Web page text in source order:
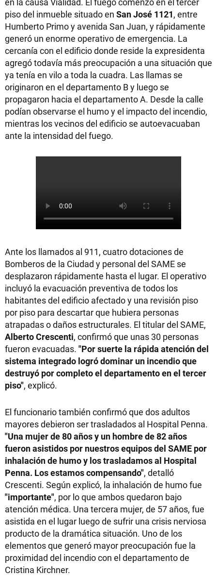
piso del inmueble situado en San José 1121, entre
Humberto Primo y avenida San Juan, y rápidamente
generó un enorme operativo de emergencia. La
cercanía con el edificio donde reside la expresidenta
agregó todavía más preocupación a una situación que
ya tenía en vilo a toda la cuadra. Las llamas se
originaron en el departamento B y luego se
propagaron hacia el departamento A. Desde la calle
podían observarse el humo y el impacto del incendio,
mientras los vecinos del edificio se autoevacuaban
ante la intensidad del fuego.
Ante los llamados al 911, cuatro dotaciones de
Bomberos de la Ciudad y personal del SAME se
desplazaron rápidamente hasta el lugar. El operativo
incluyó la evacuación preventiva de todos los
habitantes del edificio afectado y una revisión piso
por piso para descartar que hubiera personas
atrapadas o daños estructurales. El titular del SAME,
Alberto Crescenti, confirmó que unas 30 personas
fueron evacuadas. "Por suerte la rápida atención del
sistema integrado logró dominar un incendio que
destruyó por completo el departamento en el tercer
piso", explicó.
El funcionario también confirmó que dos adultos
mayores debieron ser trasladados al Hospital Penna.
"Una mujer de 80 años y un hombre de 82 años
fueron asistidos por nuestros equipos del SAME por
inhalación de humo y los trasladamos al Hospital
Penna. Los estamos compensando", detalló
Crescenti. Según explicó, la inhalación de humo fue
"importante", por lo que ambos quedaron bajo
atención médica. Una tercera mujer, de 57 años, fue
asistida en el lugar luego de sufrir una crisis nerviosa
producto de la dramática situación. Uno de los
elementos que generó mayor preocupación fue la
proximidad del incendio con el departamento de
Cristina Kirchner.